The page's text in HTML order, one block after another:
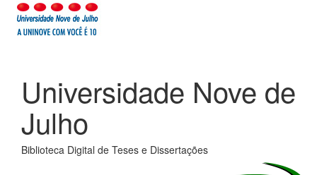
Universidade Nove de
Julho
Biblioteca Digital de Teses e Dissertações